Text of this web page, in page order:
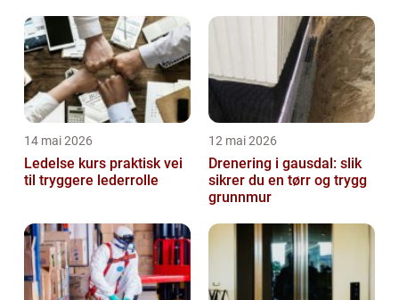
14 mai 2026
Ledelse kurs praktisk vei
til tryggere lederrolle
12 mai 2026
Drenering i gausdal: slik
sikrer du en tørr og trygg
grunnmur